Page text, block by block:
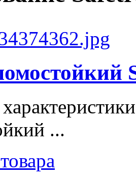
...